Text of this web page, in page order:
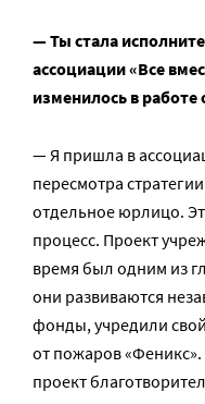
— Ты стала
ассоциации «Все
изменилось в работе
— Я пришла в
пересмотра
отдельное юрлицо.
процесс. Проект
время был одним из
они развиваются
фонды, учредили
от пожаров
проект